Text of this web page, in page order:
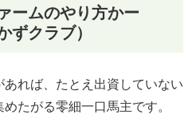
ームのやり方かー
ずクラブ）
れば、たとえ出資していない
たがる零細一口馬主です。